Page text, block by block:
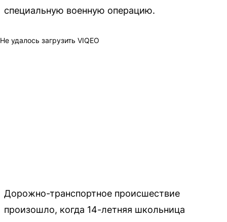
специальную военную операцию.
Не удалось загрузить VIQEO
Дорожно-транспортное происшествие
произошло, когда 14-летняя школьница